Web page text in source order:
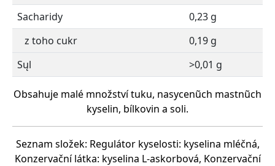
Sacharidy
0,23 g
z toho cukr
0,19 g
Sųl
>0,01 g
Obsahuje malé množství tuku, nasycenũch mastnũch
kyselin, bílkovin a soli.
Seznam složek: Regulátor kyselosti: kyselina mléčná,
Konzervační látka: kyselina L-askorbová, Konzervační